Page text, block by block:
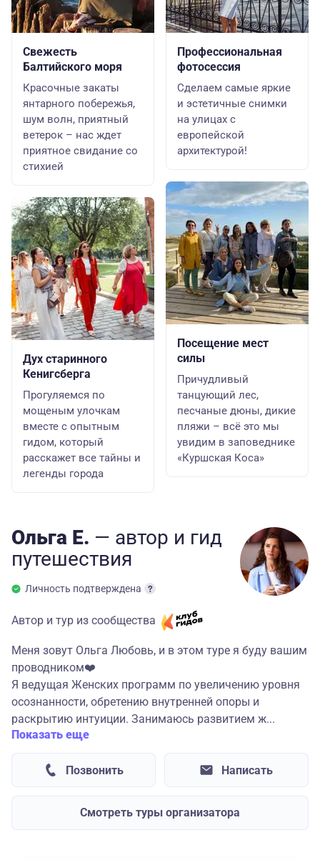
Свежесть
Балтийского моря
Красочные закаты
янтарного побережья,
шум волн, приятный
ветерок – нас ждет
приятное свидание со
стихией
Дух старинного
Кенигсберга
Прогуляемся по
мощеным улочкам
вместе с опытным
гидом, который
расскажет все тайны и
легенды города
Профессиональная
фотосессия
Сделаем самые яркие
и эстетичные снимки
на улицах с
европейской
архитектурой!
Посещение мест
силы
Причудливый
танцующий лес,
песчаные дюны, дикие
пляжи – всё это мы
увидим в заповеднике
«Куршская Коса»
Ольга Е. — автор и гид
путешествия
Личность подтверждена
Автор и тур из сообщества
Меня зовут Ольга Любовь, и в этом туре я буду вашим
проводником❤️
‌Я‌ ведущая Женских программ по увеличению уровня
осознанности, обретению внутренней опоры и
раскрытию интуиции. Занимаюсь развитием ж...
Показать еще
Позвонить Написать
Смотреть туры организатора